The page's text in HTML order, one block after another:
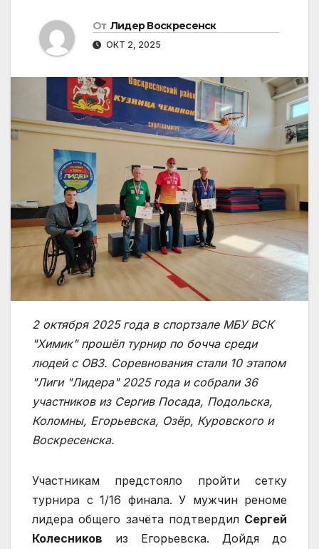
От Лидер Воскресенск
ОКТ 2, 2025
2 октября 2025 года в спортзале МБУ ВСК
"Химик" прошёл турнир по бочча среди
людей с ОВЗ. Соревнования стали 10 этапом
"Лиги "Лидера" 2025 года и собрали 36
участников из Сергив Посада, Подольска,
Коломны, Егорьевска, Озёр, Куровского и
Воскресенска.
Участникам предстояло пройти сетку
турнира с 1/16 финала. У мужчин реноме
лидера общего зачёта подтвердил Сергей
Колесников из Егорьевска. Дойдя до